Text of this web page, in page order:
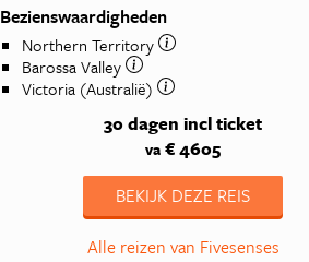
Bezienswaardigheden
Northern Territory
Barossa Valley
Victoria (Australië)
30 dagen incl ticket
va € 4605
BEKIJK DEZE REIS
Alle reizen van Fivesenses